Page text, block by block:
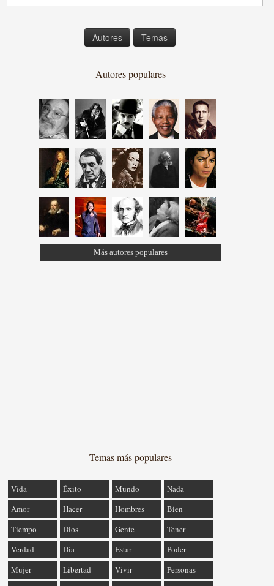
Autores Temas
Autores populares
Más autores populares
Temas más populares
Vida Éxito Mundo
Nada
Amor
Hacer Hombres
Bien
Tiempo
Dios Gente
Tener
Verdad
Día Estar
Poder
Mujer
Libertad Vivir
Personas